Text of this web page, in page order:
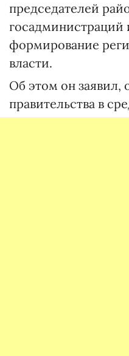
председателей
госадминистраций
формирование
власти.
Об этом он заявил,
правительства в